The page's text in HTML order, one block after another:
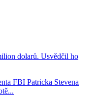
dolarů. Usvědčil ho
FBI Patricka Stevena